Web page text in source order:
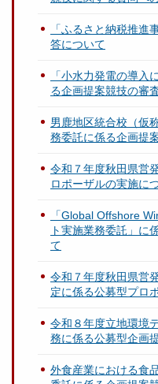
「ふるさと納税推進
答について
「小水力発電の導入
る企画提案競技の審
男鹿地区統合校（仮
務委託に係る企画提
令和７年度秋田県営
ロポーザルの実施に
「Global Offshore
ト実施業務委託」に
て
令和７年度秋田県営
定に係る公募型プロ
令和８年度立地環境
務に係る公募型企画
外食産業における食